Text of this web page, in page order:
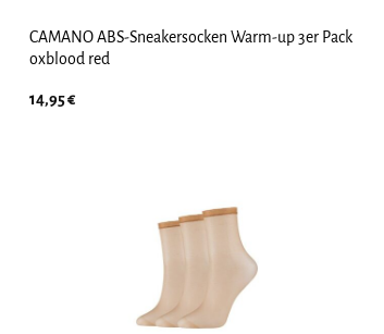
CAMANO ABS-Sneakersocken Warm-up 3er Pack
oxblood red
14,95€